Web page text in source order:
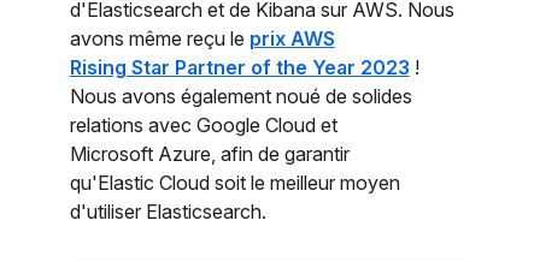
d'Elasticsearch et de Kibana sur AWS. Nous
avons même reçu le prix AWS
Rising Star Partner of the Year 2023 !
Nous avons également noué de solides
relations avec Google Cloud et
Microsoft Azure, afin de garantir
qu'Elastic Cloud soit le meilleur moyen
d'utiliser Elasticsearch.